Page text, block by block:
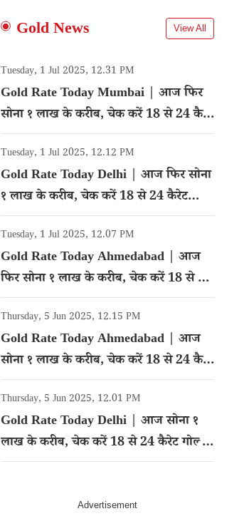
Gold News View All
Tuesday, 1 Jul 2025, 12.31 PM
Gold Rate Today Mumbai | आज फिर
सोना १ लाख के करीब, चेक करें 18 से 24 कैरेट
गोल्ड का रेट
Tuesday, 1 Jul 2025, 12.12 PM
Gold Rate Today Delhi | आज फिर सोना
१ लाख के करीब, चेक करें 18 से 24 कैरेट
गोल्ड का रेट
Tuesday, 1 Jul 2025, 12.07 PM
Gold Rate Today Ahmedabad | आज
फिर सोना १ लाख के करीब, चेक करें 18 से 24
कैरेट गोल्ड का रेट
Thursday, 5 Jun 2025, 12.15 PM
Gold Rate Today Ahmedabad | आज
सोना १ लाख के करीब, चेक करें 18 से 24 कैरेट
गोल्ड का रेट
Thursday, 5 Jun 2025, 12.01 PM
Gold Rate Today Delhi | आज सोना १
लाख के करीब, चेक करें 18 से 24 कैरेट गोल्ड
का रेट